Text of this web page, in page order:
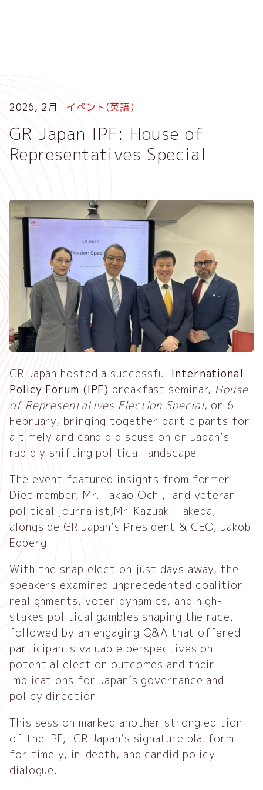
に
移
動
2026, 2月 イベント(英語）
GR Japan IPF: House of
Representatives Special
GR Japan hosted a successful International
Policy Forum (IPF) breakfast seminar, House
of Representatives Election Special, on 6
February, bringing together participants for
a timely and candid discussion on Japan’s
rapidly shifting political landscape.
The event featured insights from former
Diet member, Mr. Takao Ochi, and veteran
political journalist,Mr. Kazuaki Takeda,
alongside GR Japan’s President & CEO, Jakob
Edberg.
With the snap election just days away, the
speakers examined unprecedented coalition
realignments, voter dynamics, and high-
stakes political gambles shaping the race,
followed by an engaging Q&A that offered
participants valuable perspectives on
potential election outcomes and their
implications for Japan’s governance and
policy direction.
This session marked another strong edition
of the IPF, GR Japan’s signature platform
for timely, in-depth, and candid policy
dialogue.